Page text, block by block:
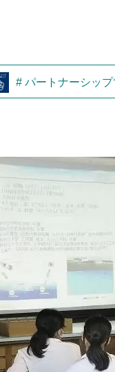
# パートナーシッ